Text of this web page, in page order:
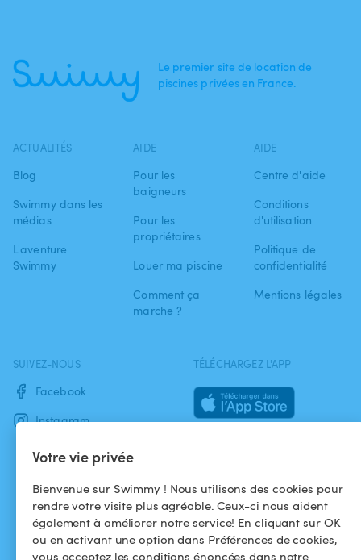
Votre vie privée
Bienvenue sur Swimmy ! Nous utilisons des cookies pour
rendre votre visite plus agréable. Ceux-ci nous aident
également à améliorer notre service! En cliquant sur OK
ou en activant une option dans Préférences de cookies,
vous acceptez les conditions énoncées dans notre
Le premier site de location de
piscines privées en France.
ACTUALITÉS
Blog
Swimmy dans les
médias
L'aventure
Swimmy
AIDE
Pour les
baigneurs
Pour les
propriétaires
Louer ma piscine
Comment ça
marche ?
AIDE
Centre d'aide
Conditions
d'utilisation
Politique de
confidentialité
Mentions légales
SUIVEZ-NOUS
Facebook
Instagram
TÉLÉCHARGEZ L'APP